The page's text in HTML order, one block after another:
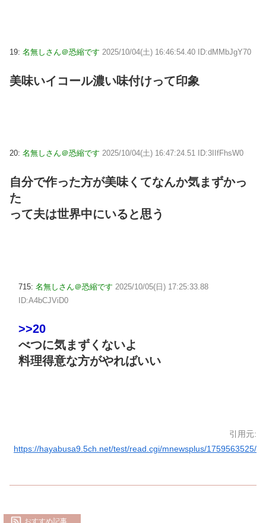
19: 名無しさん＠恐縮です 2025/10/04(土) 16:46:54.40 ID:dMMbJgY70
美味いイコール濃い味付けって印象
20: 名無しさん＠恐縮です 2025/10/04(土) 16:47:24.51 ID:3IIfFhsW0
自分で作った方が美味くてなんか気まずかっ
た
って夫は世界中にいると思う
715: 名無しさん＠恐縮です 2025/10/05(日) 17:25:33.88
ID:A4bCJViD0
>>20
べつに気まずくないよ
料理得意な方がやればいい
引用元:
https://hayabusa9.5ch.net/test/read.cgi/mnewsplus/1759563525/
おすすめ記事